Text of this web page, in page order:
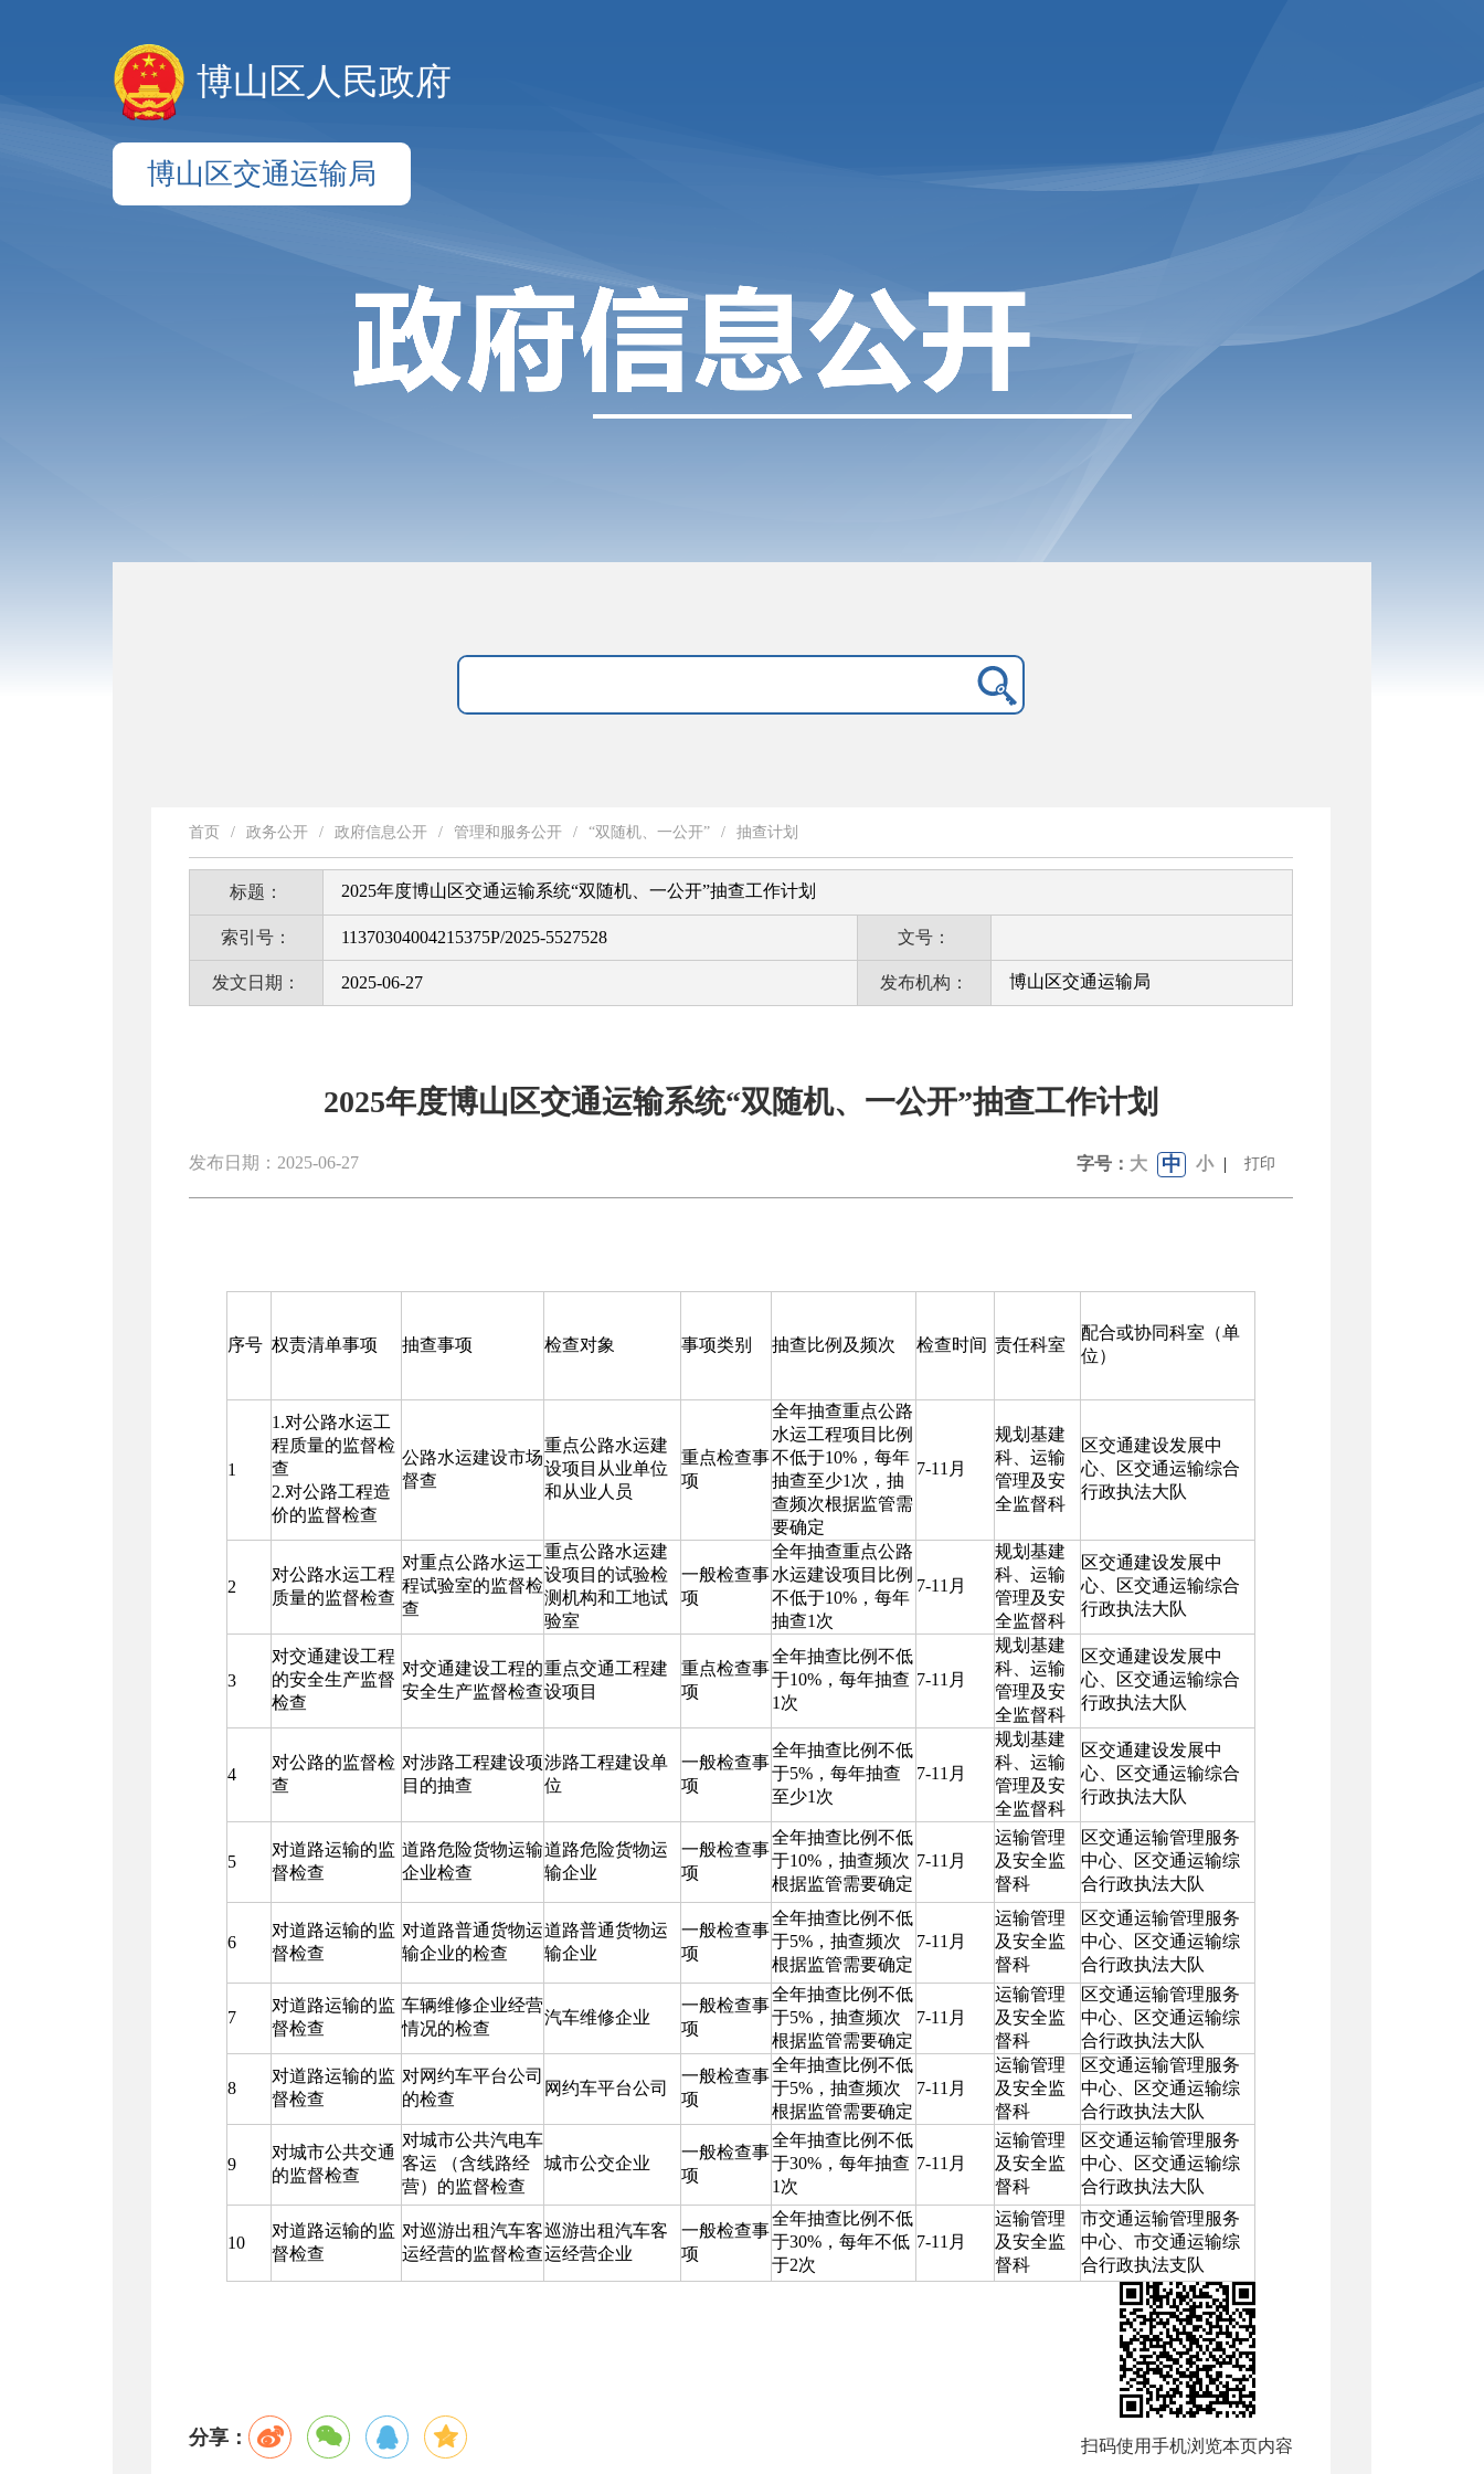
博山区人民政府
博山区交通运输局
首页 / 政务公开 / 政府信息公开 / 管理和服务公开 / “双随机、一公开” / 抽查计划
标题： 2025年度博山区交通运输系统“双随机、一公开”抽查工作计划
索引号： 11370304004215375P/2025-5527528 文号：
发文日期： 2025-06-27 发布机构： 博山区交通运输局
2025年度博山区交通运输系统“双随机、一公开”抽查工作计划
发布日期：2025-06-27 字号： 大 中 小 | 打印
序号 权责清单事项 抽查事项 检查对象 事项类别 抽查比例及频次 检查时间 责任科室
配合或协同科室（单
位）
1
1.对公路水运工
程质量的监督检
查
2.对公路工程造
价的监督检查
公路水运建设市场
督查
重点公路水运建
设项目从业单位
和从业人员
重点检查事
项
全年抽查重点公路
水运工程项目比例
不低于10%，每年
抽查至少1次，抽
查频次根据监管需
要确定
7-11月
规划基建
科、运输
管理及安
全监督科
区交通建设发展中
心、区交通运输综合
行政执法大队
2
对公路水运工程
质量的监督检查
对重点公路水运工
程试验室的监督检
查
重点公路水运建
设项目的试验检
测机构和工地试
验室
一般检查事
项
全年抽查重点公路
水运建设项目比例
不低于10%，每年
抽查1次
7-11月
规划基建
科、运输
管理及安
全监督科
区交通建设发展中
心、区交通运输综合
行政执法大队
3
对交通建设工程
的安全生产监督
检查
对交通建设工程的
安全生产监督检查
重点交通工程建
设项目
重点检查事
项
全年抽查比例不低
于10%，每年抽查
1次
7-11月
规划基建
科、运输
管理及安
全监督科
区交通建设发展中
心、区交通运输综合
行政执法大队
4
对公路的监督检
查
对涉路工程建设项
目的抽查
涉路工程建设单
位
一般检查事
项
全年抽查比例不低
于5%，每年抽查
至少1次
7-11月
规划基建
科、运输
管理及安
全监督科
区交通建设发展中
心、区交通运输综合
行政执法大队
5
对道路运输的监
督检查
道路危险货物运输
企业检查
道路危险货物运
输企业
一般检查事
项
全年抽查比例不低
于10%，抽查频次
根据监管需要确定
7-11月
运输管理
及安全监
督科
区交通运输管理服务
中心、区交通运输综
合行政执法大队
6
对道路运输的监
督检查
对道路普通货物运
输企业的检查
道路普通货物运
输企业
一般检查事
项
全年抽查比例不低
于5%，抽查频次
根据监管需要确定
7-11月
运输管理
及安全监
督科
区交通运输管理服务
中心、区交通运输综
合行政执法大队
7
对道路运输的监
督检查
车辆维修企业经营
情况的检查
汽车维修企业
一般检查事
项
全年抽查比例不低
于5%，抽查频次
根据监管需要确定
7-11月
运输管理
及安全监
督科
区交通运输管理服务
中心、区交通运输综
合行政执法大队
8
对道路运输的监
督检查
对网约车平台公司
的检查
网约车平台公司
一般检查事
项
全年抽查比例不低
于5%，抽查频次
根据监管需要确定
7-11月
运输管理
及安全监
督科
区交通运输管理服务
中心、区交通运输综
合行政执法大队
9
对城市公共交通
的监督检查
对城市公共汽电车
客运 （含线路经
营）的监督检查
城市公交企业
一般检查事
项
全年抽查比例不低
于30%，每年抽查
1次
7-11月
运输管理
及安全监
督科
区交通运输管理服务
中心、区交通运输综
合行政执法大队
10
对道路运输的监
督检查
对巡游出租汽车客
运经营的监督检查
巡游出租汽车客
运经营企业
一般检查事
项
全年抽查比例不低
于30%，每年不低
于2次
7-11月
运输管理
及安全监
督科
市交通运输管理服务
中心、市交通运输综
合行政执法支队
分享： 扫码使用手机浏览本页内容